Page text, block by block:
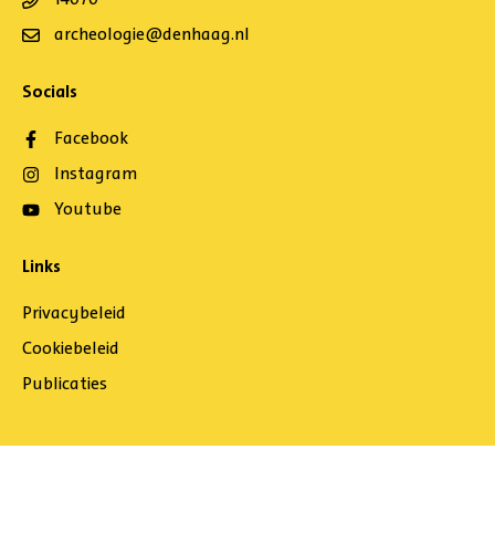
archeologie@denhaag.nl
Socials
Facebook
Instagram
Youtube
Links
Privacybeleid
Cookiebeleid
Publicaties